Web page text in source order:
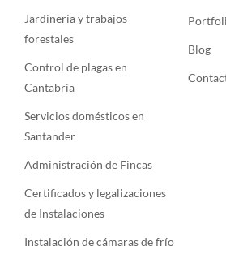
Jardinería y trabajos
forestales
Control de plagas en
Cantabria
Servicios domésticos en
Santander
Administración de Fincas
Certificados y legalizaciones
de Instalaciones
Instalación de cámaras de frío
Blog